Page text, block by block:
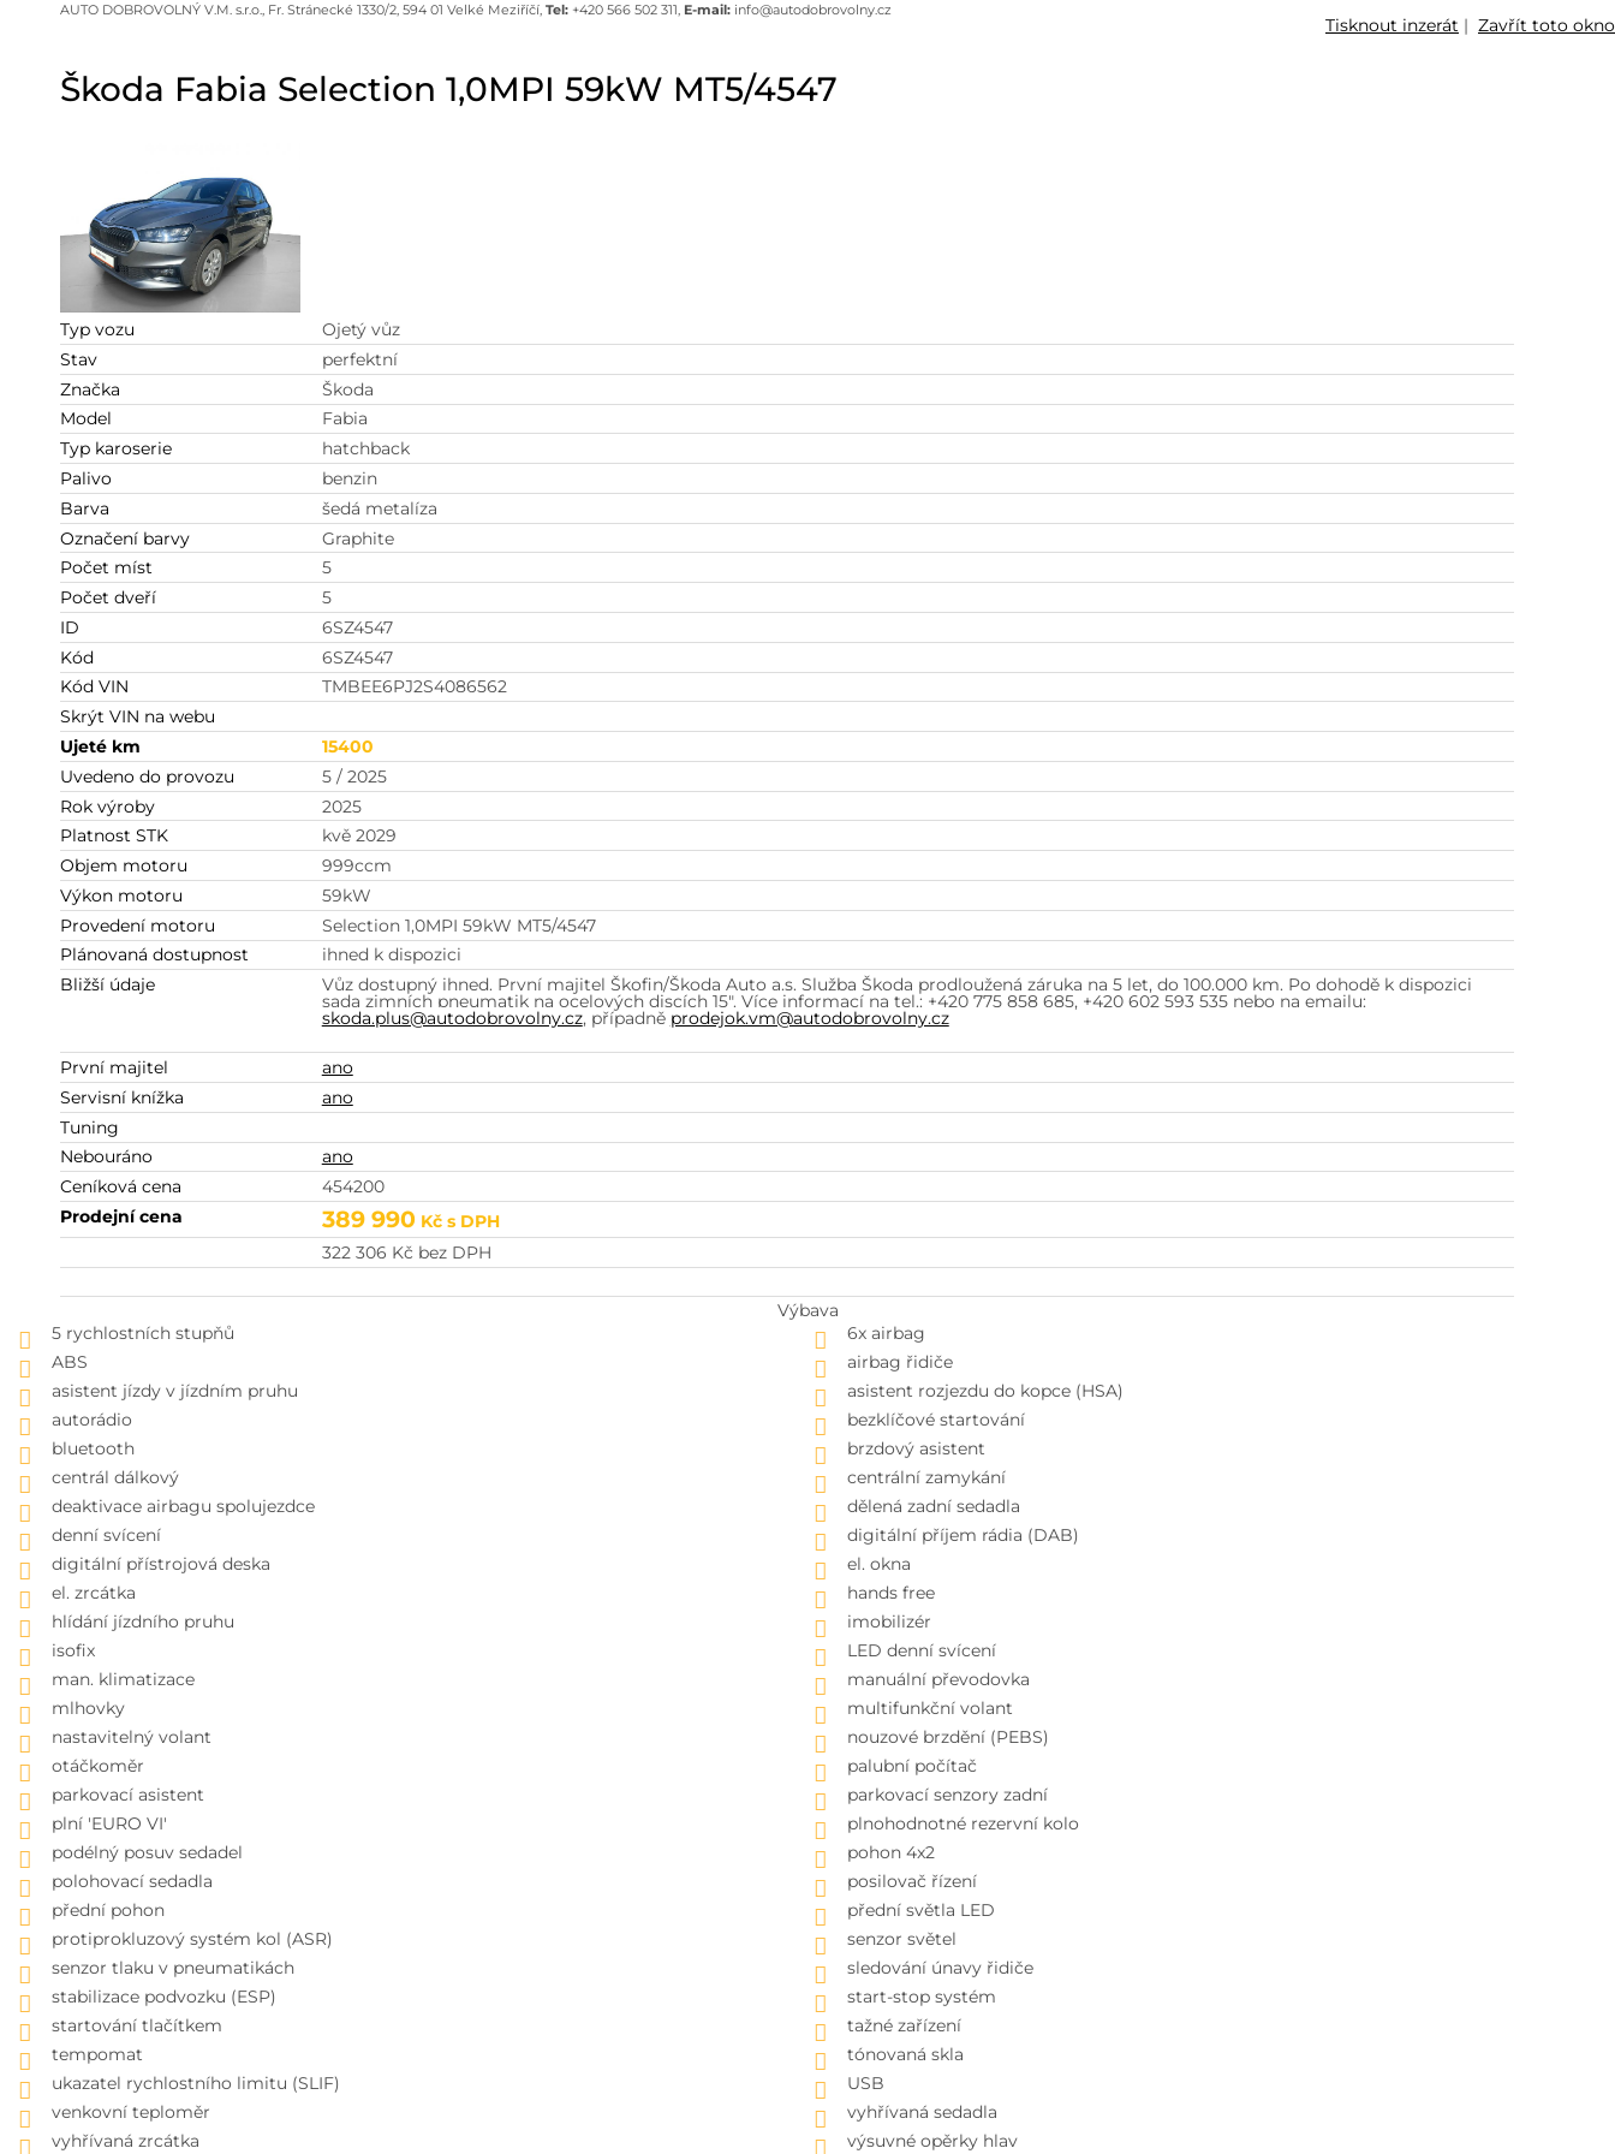
AUTO DOBROVOLNÝ V.M. s.r.o., Fr. Stránecké 1330/2, 594 01 Velké Meziříčí, Tel: +420 566 502 311, E-mail: info@autodobrovolny.cz
Tisknout inzerát | Zavřít toto okno
Škoda Fabia Selection 1,0MPI 59kW MT5/4547
Typ vozu
Ojetý vůz
Stav
perfektní
Značka
Škoda
Model
Fabia
Typ karoserie
hatchback
Palivo
benzin
Barva
šedá metalíza
Označení barvy
Graphite
Počet míst
5
Počet dveří
5
ID
6SZ4547
Kód
6SZ4547
Kód VIN
TMBEE6PJ2S4086562
Skrýt VIN na webu
Ujeté km
15400
Uvedeno do provozu
5 / 2025
Rok výroby
2025
Platnost STK
kvě 2029
Objem motoru
999ccm
Výkon motoru
59kW
Provedení motoru
Selection 1,0MPI 59kW MT5/4547
Plánovaná dostupnost
ihned k dispozici
Bližší údaje
Vůz dostupný ihned. První majitel Škofin/Škoda Auto a.s. Služba Škoda prodloužená záruka na 5 let, do 100.000 km. Po dohodě k dispozici
sada zimních pneumatik na ocelových discích 15". Více informací na tel.: +420 775 858 685, +420 602 593 535 nebo na emailu:
skoda.plus@autodobrovolny.cz, případně prodejok.vm@autodobrovolny.cz
První majitel
ano
Servisní knížka
ano
Tuning
Nebouráno
ano
Ceníková cena
454200
Prodejní cena
389 990Kčs DPH
322 306 Kč bez DPH
Výbava
5 rychlostních stupňů
6x airbag
ABS
airbag řidiče
asistent jízdy v jízdním pruhu
asistent rozjezdu do kopce (HSA)
autorádio
bezklíčové startování
bluetooth
brzdový asistent
centrál dálkový
centrální zamykání
deaktivace airbagu spolujezdce
dělená zadní sedadla
denní svícení
digitální příjem rádia (DAB)
digitální přístrojová deska
el. okna
el. zrcátka
hands free
hlídání jízdního pruhu
imobilizér
isofix
LED denní svícení
man. klimatizace
manuální převodovka
mlhovky
multifunkční volant
nastavitelný volant
nouzové brzdění (PEBS)
otáčkoměr
palubní počítač
parkovací asistent
parkovací senzory zadní
plní 'EURO VI'
plnohodnotné rezervní kolo
podélný posuv sedadel
pohon 4x2
polohovací sedadla
posilovač řízení
přední pohon
přední světla LED
protiprokluzový systém kol (ASR)
senzor světel
senzor tlaku v pneumatikách
sledování únavy řidiče
stabilizace podvozku (ESP)
start-stop systém
startování tlačítkem
tažné zařízení
tempomat
tónovaná skla
ukazatel rychlostního limitu (SLIF)
USB
venkovní teploměr
vyhřívaná sedadla
vyhřívaná zrcátka
výsuvné opěrky hlav